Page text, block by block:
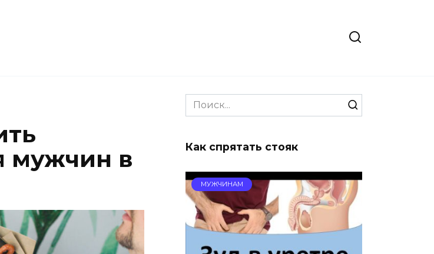
мужчин в
Search
for:
Как спрятать стояк
МУЖЧИНАМ